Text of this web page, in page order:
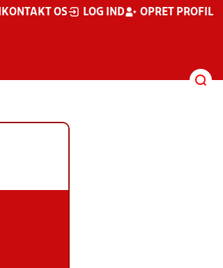
KONTAKT OS LOG IND OPRET PROFIL